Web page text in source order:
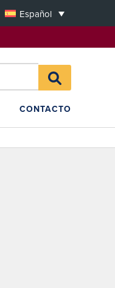
Español
Search
for:BUSCAR
EN
CONTACTO